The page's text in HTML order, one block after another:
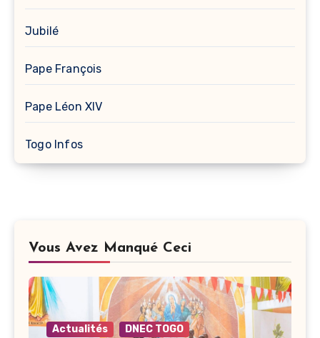
Jubilé
Pape François
Pape Léon XIV
Togo Infos
Vous Avez Manqué Ceci
Actualités
DNEC TOGO